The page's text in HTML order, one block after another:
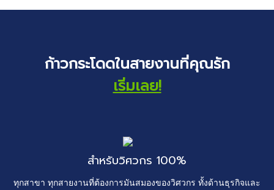
ก้าวกระโดดในสายงานที่คุณรัก
เริ่มเลย!
สำหรับวิศวกร 100%
ทุกสาขา ทุกสายงานที่ต้องการมันสมองของวิศวกร ทั้งด้านธุรกิจและ